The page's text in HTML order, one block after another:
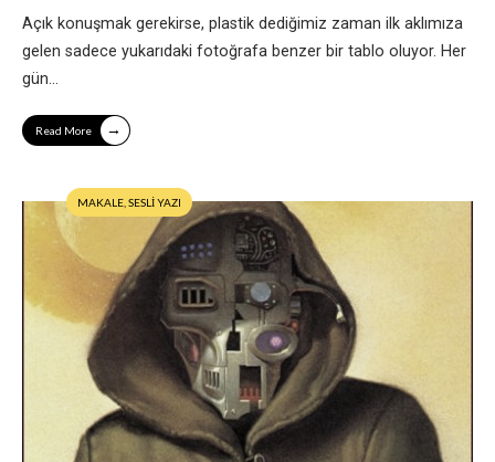
Açık konuşmak gerekirse, plastik dediğimiz zaman ilk aklımıza
gelen sadece yukarıdaki fotoğrafa benzer bir tablo oluyor. Her
gün...
Read More →
MAKALE SESLİ YAZI